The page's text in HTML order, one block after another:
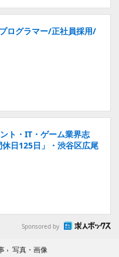
ログラマー/正社員採用/
ト・IT・ゲーム業界志
日125日」・渋谷区広尾
Sponsored by
› 写真・画像